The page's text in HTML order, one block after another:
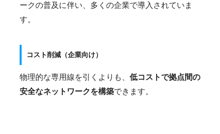
ークの普及に伴い、多くの企業で導入されていま
す。
コスト削減（企業向け）
物理的な専用線を引くよりも、 低コストで拠点間の
安全なネットワークを構築できます。